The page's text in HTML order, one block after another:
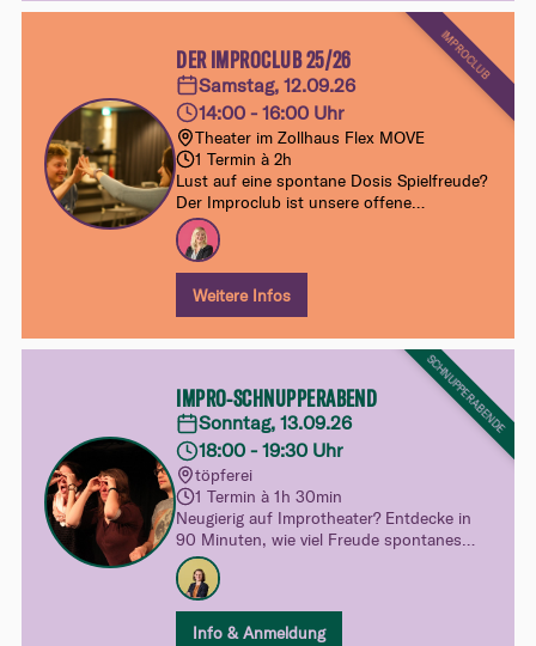
IMPROCLUB
DER IMPROCLUB 25/26
Samstag, 12.09.26
14:00 - 16:00 Uhr
Theater im Zollhaus Flex MOVE
1 Termin à 2h
Lust auf eine spontane Dosis Spielfreude?
Der Improclub ist unsere offene
Samstagsklasse für alle ab Improbasics 1.
Ohne Anmeldung, ohne Verpflichtung –
einfach vorbeikommen, mitspielen und
dranbleiben.
Weitere Infos
SCHNUPPERABENDE
IMPRO-SCHNUPPERABEND
Sonntag, 13.09.26
18:00 - 19:30 Uhr
töpferei
1 Termin à 1h 30min
Neugierig auf Improtheater? Entdecke in
90 Minuten, wie viel Freude spontanes
Spielen machen kann. Ganz unverbindlich,
ohne Druck und mit viel Raum zum
Ausprobieren – dein spielerischer Einblick
in unsere Kurswelt.
Info & Anmeldung